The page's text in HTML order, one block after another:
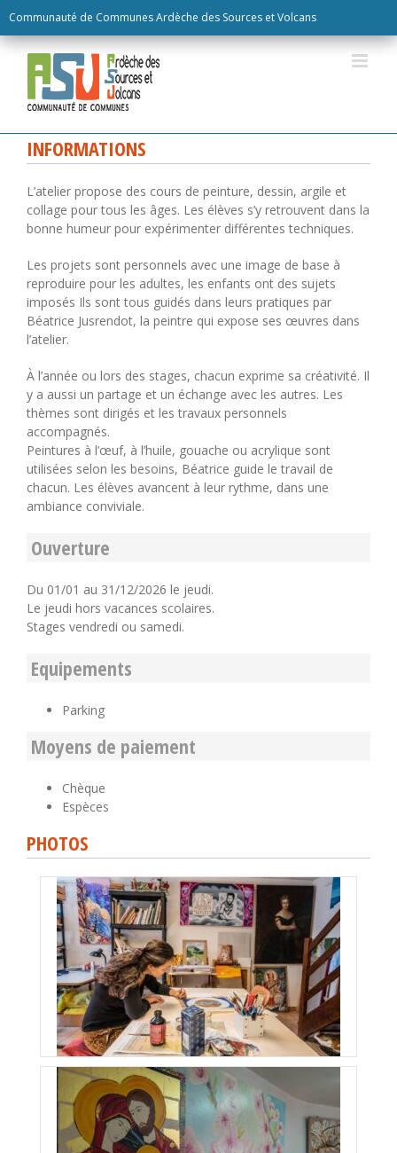
Communauté de Communes Ardèche des Sources et Volcans
to
content
INFORMATIONS
L’atelier propose des cours de peinture, dessin, argile et
collage pour tous les âges. Les élèves s’y retrouvent dans la
bonne humeur pour expérimenter différentes techniques.
Les projets sont personnels avec une image de base à
reproduire pour les adultes, les enfants ont des sujets
imposés Ils sont tous guidés dans leurs pratiques par
Béatrice Jusrendot, la peintre qui expose ses œuvres dans
l’atelier.
À l’année ou lors des stages, chacun exprime sa créativité. Il
y a aussi un partage et un échange avec les autres. Les
thèmes sont dirigés et les travaux personnels
accompagnés.
Peintures à l’œuf, à l’huile, gouache ou acrylique sont
utilisées selon les besoins, Béatrice guide le travail de
chacun. Les élèves avancent à leur rythme, dans une
ambiance conviviale.
Ouverture
Du 01/01 au 31/12/2026 le jeudi.
Le jeudi hors vacances scolaires.
Stages vendredi ou samedi.
Equipements
Parking
Moyens de paiement
Chèque
Espèces
PHOTOS